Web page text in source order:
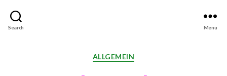
Search Menu
Categories
ALLGEMEIN